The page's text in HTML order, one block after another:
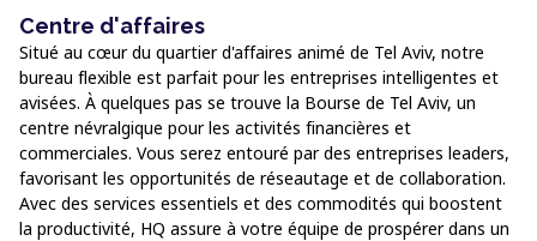
Centre d'affaires
Situé au cœur du quartier d'affaires animé de Tel Aviv, notre
bureau flexible est parfait pour les entreprises intelligentes et
avisées. À quelques pas se trouve la Bourse de Tel Aviv, un
centre névralgique pour les activités financières et
commerciales. Vous serez entouré par des entreprises leaders,
favorisant les opportunités de réseautage et de collaboration.
Avec des services essentiels et des commodités qui boostent
la productivité, HQ assure à votre équipe de prospérer dans un